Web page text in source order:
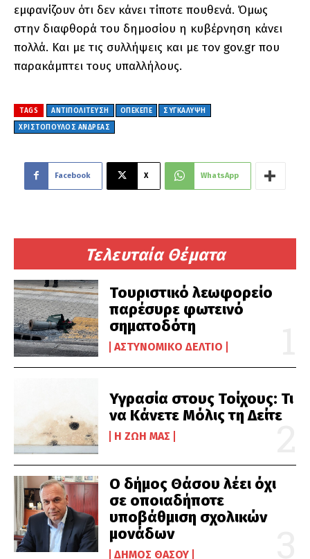
Τελευταία Θέματα
Τουριστικό λεωφορείο
παρέσυρε φωτεινό
σηματοδότη
ΑΣΤΥΝΟΜΙΚΌ ΔΕΛΤΊΟ
Υγρασία στους Τοίχους: Τι
να Κάνετε Μόλις τη Δείτε
Η ΖΩΉ ΜΑΣ
Ο δήμος Θάσου λέει όχι
σε οποιαδήποτε
υποβάθμιση σχολικών
μονάδων
ΔΉΜΟΣ ΘΆΣΟΥ
εμφανίζουν ότι δεν κάνει τίποτε πουθενά. Όμως
στην διαφθορά του δημοσίου η κυβέρνηση κάνει
πολλά. Και με τις συλλήψεις και με τον gov.gr που
παρακάμπτει τους υπαλλήλους.
TAGS ΑΝΤΙΠΟΛΙΤΕΥΣΗ ΟΠΕΚΕΠΕ
ΣΥΓΚΑΛΥΨΗ
ΧΡΙΣΤΟΠΟΥΛΟΣ ΑΝΔΡΕΑΣ
Facebook X WhatsApp